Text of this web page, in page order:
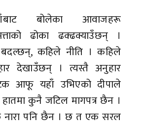
बोलेका आवाजहरू
ढोका ढक्ढक्याउँछन् ।
कहिले नीति । कहिले
देखाउँछन् । त्यस्तै अनुहार
आफू यहाँ उभिएको दीपाले
कुनै जटिल मागपत्र छैन ।
नारा पनि छैन । छ त एक सरल